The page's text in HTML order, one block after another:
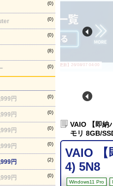
(0)
(0)
(0)
(8)
(0)
円 (0)
円 (0)
円 (0)
円 (0)
円 (2)
円 (0)
【最終更新】26/08/07 04:00
VAIO 【即納
モリ 8GB/
VAIO 【
4) 5N8
Windows11 Pro